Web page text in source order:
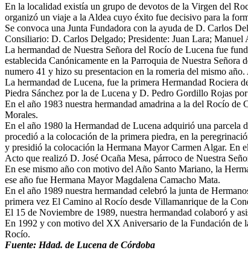
En la localidad existía un grupo de devotos de la Virgen del
organizó un viaje a la Aldea cuyo éxito fue decisivo para la
Se convoca una Junta Fundadora con la ayuda de D. Carlos
Consiliario: D. Carlos Delgado; Presidente: Juan Lara;
La hermandad de Nuestra Señora del Rocío de Lucena fue
establecida Canónicamente en la Parroquia de Nuestra
numero 41 y hizo su presentacion en la romeria del mismo
La hermandad de Lucena, fue la primera Hermandad Rociera
Piedra Sánchez por la de Lucena y D. Pedro Gordillo Rojas
En el año 1983 nuestra hermandad amadrina a la del Rocío
Morales.
En el año 1980 la Hermandad de Lucena adquirió una parcela
procedió a la colocación de la primera piedra, en la
y presidió la colocación la Hermana Mayor Carmen Algar. En
Acto que realizó D. José Ocaña Mesa, párroco de Nuestra
En ese mismo año con motivo del Año Santo Mariano, la
ese año fue Hermana Mayor Magdalena Camacho Mata.
En el año 1989 nuestra hermandad celebró la junta de
primera vez El Camino al Rocío desde Villamanrique de la
El 15 de Noviembre de 1989, nuestra hermandad colaboró y
En 1992 y con motivo del XX Aniversario de la Fundación de
Rocío.
Fuente: Hdad. de Lucena de Córdoba